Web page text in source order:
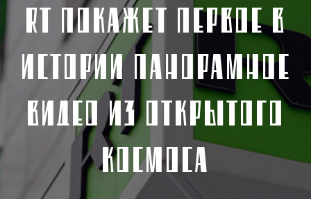
RT ПОКАЖЕТ ПЕРВОЕ В
ИСТОРИИ ПАНОРАМНОЕ
ВИДЕО ИЗ ОТКРЫТОГО
КОСМОСА